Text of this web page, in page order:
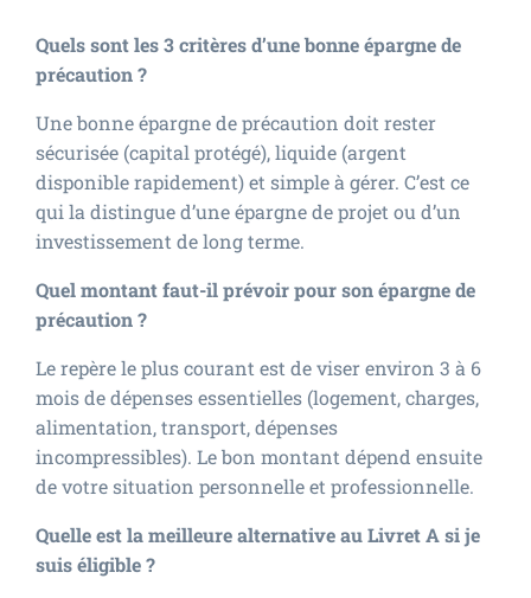
Quels sont les 3 critères d’une bonne épargne de
précaution ?
Une bonne épargne de précaution doit rester
sécurisée (capital protégé), liquide (argent
disponible rapidement) et simple à gérer. C’est ce
qui la distingue d’une épargne de projet ou d’un
investissement de long terme.
Quel montant faut-il prévoir pour son épargne de
précaution ?
Le repère le plus courant est de viser environ 3 à 6
mois de dépenses essentielles (logement, charges,
alimentation, transport, dépenses
incompressibles). Le bon montant dépend ensuite
de votre situation personnelle et professionnelle.
Quelle est la meilleure alternative au Livret A si je
suis éligible ?